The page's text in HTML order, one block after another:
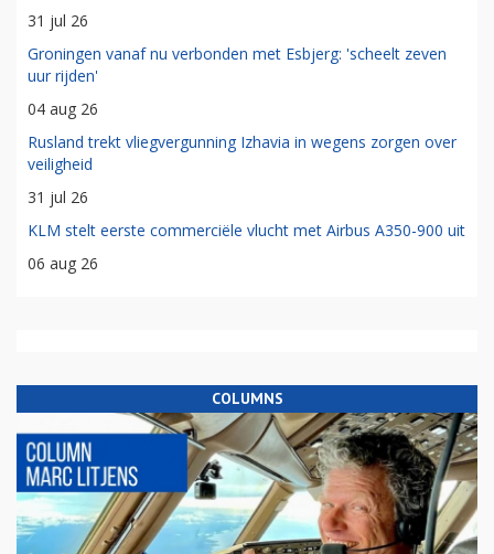
31 jul 26
Groningen vanaf nu verbonden met Esbjerg: 'scheelt zeven
uur rijden'
04 aug 26
Rusland trekt vliegvergunning Izhavia in wegens zorgen over
veiligheid
31 jul 26
KLM stelt eerste commerciële vlucht met Airbus A350-900 uit
06 aug 26
COLUMNS